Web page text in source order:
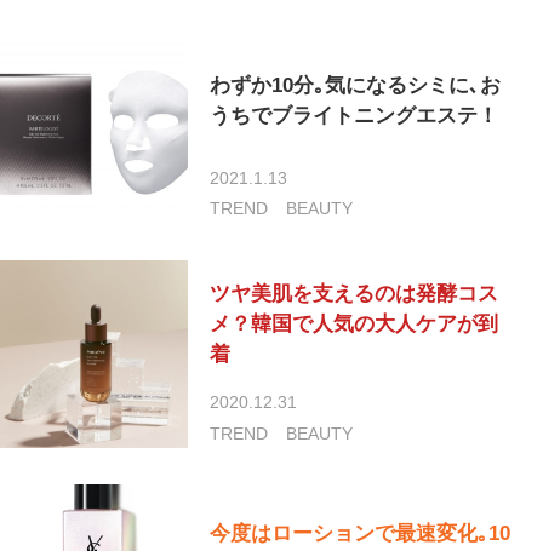
わずか10分｡気になるシミに､お
うちでブライトニングエステ！
2021.1.13
TREND
BEAUTY
ツヤ美肌を支えるのは発酵コス
メ？韓国で人気の大人ケアが到
着
2020.12.31
TREND
BEAUTY
今度はローションで最速変化｡10